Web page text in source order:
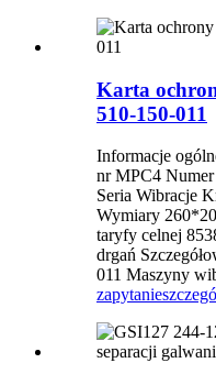
Karta
510-150-011
Informacje
nr MPC4 Numer
Seria Wibracje
Wymiary
taryfy celnej
drgań
011 Maszyny
zapytanie